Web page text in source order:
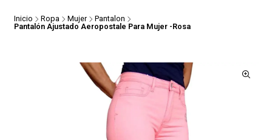
Inicio Ropa Mujer
Pantalon
Pantalón Ajustado Aeropostale Para Mujer -Rosa